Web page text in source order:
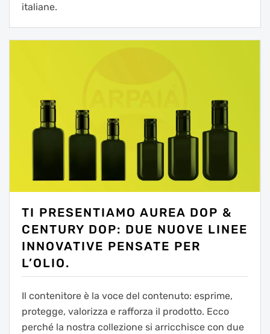
italiane.
TI PRESENTIAMO AUREA DOP &
CENTURY DOP: DUE NUOVE LINEE
INNOVATIVE PENSATE PER
L’OLIO.
Il contenitore è la voce del contenuto: esprime,
protegge, valorizza e rafforza il prodotto. Ecco
perché la nostra collezione si arricchisce con due